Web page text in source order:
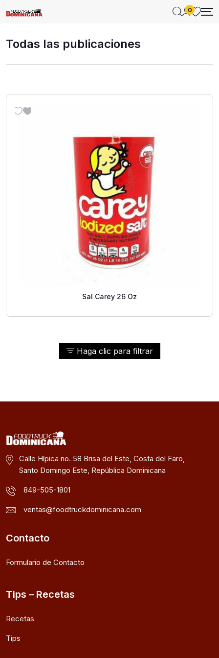
0
Todas las publicaciones
Haga clic para filtrar
Sal Carey 26 Oz
Calle Hípica no. 58 Brisa del Este, Costa del Faro,
Santo Domingo Este, República Dominicana
849-505-1801
ventas@foodtruckdominicana.com
Contacto
Formulario de Contacto
Tips – Recetas
Recetas
Tips